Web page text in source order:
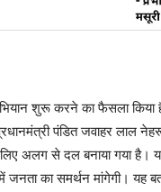
शुरू करने का फैसला किया
पंडित जवाहर लाल
अलग से दल बनाया गया है।
का समर्थन मांगेगी। यह